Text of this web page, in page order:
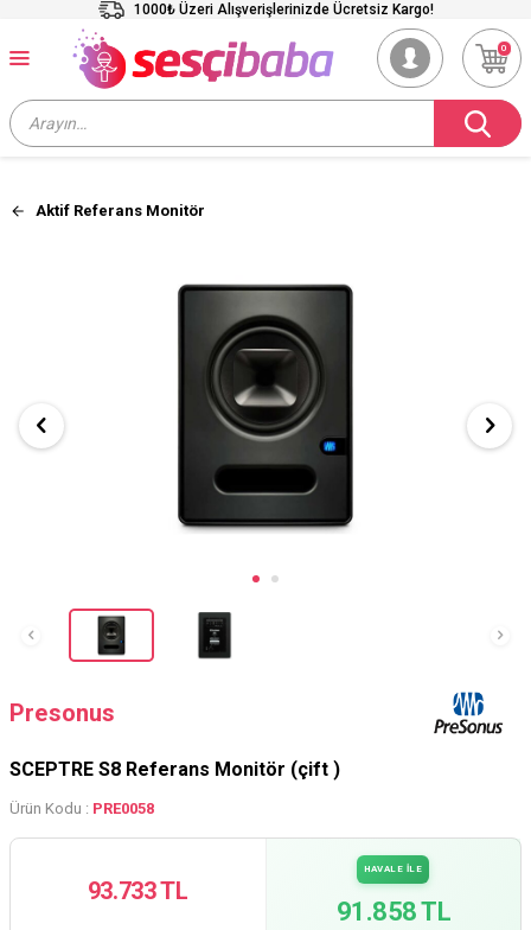
1000₺ Üzeri Alışverişlerinizde Ücretsiz Kargo!
0
Aktif Referans Monitör
Presonus
SCEPTRE S8 Referans Monitör (çift )
Ürün Kodu : PRE0058
93.733 TL
HAVALE İLE
91.858 TL